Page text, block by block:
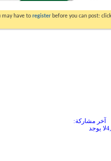
may have to register before you can post:
آخر مشاركة:
لا يوجد